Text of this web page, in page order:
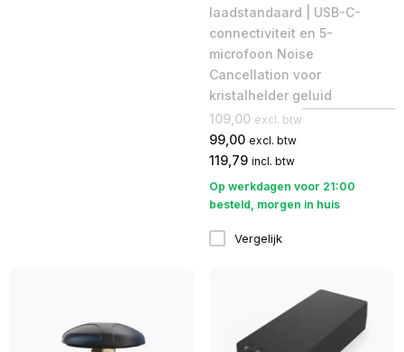
laadstandaard | USB-C-
connectiviteit en 5-
microfoon Noise
Cancellation voor
kristalhelder geluid
109,00 excl. btw
99,00 excl. btw
119,79 incl. btw
Op werkdagen voor 21:00
besteld, morgen in huis
Vergelijk